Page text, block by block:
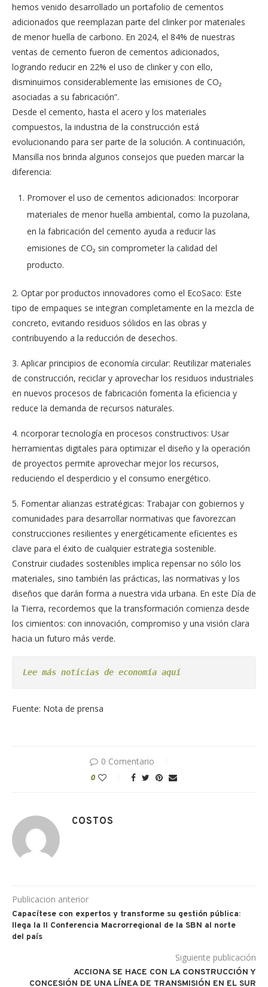
hemos venido desarrollado un portafolio de cementos
adicionados que reemplazan parte del clinker por materiales
de menor huella de carbono. En 2024, el 84% de nuestras
ventas de cemento fueron de cementos adicionados,
logrando reducir en 22% el uso de clinker y con ello,
disminuimos considerablemente las emisiones de CO₂
asociadas a su fabricación”.
Desde el cemento, hasta el acero y los materiales
compuestos, la industria de la construcción está
evolucionando para ser parte de la solución. A continuación,
Mansilla nos brinda algunos consejos que pueden marcar la
diferencia:
Promover el uso de cementos adicionados: Incorporar
materiales de menor huella ambiental, como la puzolana,
en la fabricación del cemento ayuda a reducir las
emisiones de CO₂ sin comprometer la calidad del
producto.
2. Optar por productos innovadores como el EcoSaco: Este
tipo de empaques se integran completamente en la mezcla de
concreto, evitando residuos sólidos en las obras y
contribuyendo a la reducción de desechos.
3. Aplicar principios de economía circular: Reutilizar materiales
de construcción, reciclar y aprovechar los residuos industriales
en nuevos procesos de fabricación fomenta la eficiencia y
reduce la demanda de recursos naturales.
4. ncorporar tecnología en procesos constructivos: Usar
herramientas digitales para optimizar el diseño y la operación
de proyectos permite aprovechar mejor los recursos,
reduciendo el desperdicio y el consumo energético.
5. Fomentar alianzas estratégicas: Trabajar con gobiernos y
comunidades para desarrollar normativas que favorezcan
construcciones resilientes y energéticamente eficientes es
clave para el éxito de cualquier estrategia sostenible.
Construir ciudades sostenibles implica repensar no sólo los
materiales, sino también las prácticas, las normativas y los
diseños que darán forma a nuestra vida urbana. En este Día de
la Tierra, recordemos que la transformación comienza desde
los cimientos: con innovación, compromiso y una visión clara
hacia un futuro más verde.
Lee más noticias de economía aquí
Fuente: Nota de prensa
0 Comentario
0
COSTOS
Publicacion anterior
Capacítese con expertos y transforme su gestión pública:
llega la II Conferencia Macrorregional de la SBN al norte
del país
Siguiente publicación
ACCIONA SE HACE CON LA CONSTRUCCIÓN Y
CONCESIÓN DE UNA LÍNEA DE TRANSMISIÓN EN EL SUR